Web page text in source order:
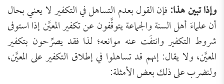
وإذا تبين هذا:فإن القول بعدم التساهل في التكفير لا يعني بحال
أن علماءَ أهل السنة والجماعة يتوقَّفون عن تكفير المعيَّن إذا استوفى
شروط التكفير وانتفَت عنه موانعه؛ لذا فقد يصرِّحون بتكفير
المعيَّن، ولا يقال: إنهم قد تساهلوا في إطلاق التكفير على المعيَّن،
ولنضرب على ذلك بعض الأمثلة: